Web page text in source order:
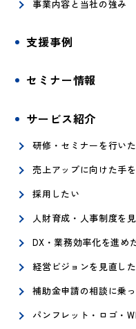
事業内容と当社の強み
支援事例
セミナー情報
サービス紹介
研修・セミナーを行い
売上アップに向けた手
採用したい
人財育成・人事制度を
DX・業務効率化を進め
経営ビジョンを見直し
補助金申請の相談に乗
パンフレット・ロゴ・